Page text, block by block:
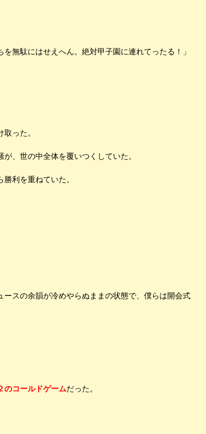
無駄にはせえへん。絶対甲子園に連れてったる！」
った。
、世の中全体を覆いつくしていた。
勝利を重ねていた。
ースの余韻が冷めやらぬままの状態で、僕らは開会式
のコールドゲームだった。